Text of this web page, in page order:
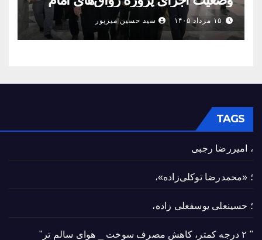
حسین(ع) و امیرالمؤمنین(ع)
۱۵ مرداد ۱۴۰۵ سید حسین میرپور
TAGS
، امیررضا رجبی
؛ «محمدرضا توکلی‌زاده»،
؛ حسینعلی یوسفعلی زاده،
" ۲ درجه کمتر، کاهش مصرف سوخت _ هوای سالم تر"